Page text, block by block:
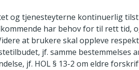
og tjenesteyterne kontinuerlig
har behov for til rett tid,
at brukere skal oppleve
jf. samme bestemmelses
jf. HOL § 13-2 om eldre